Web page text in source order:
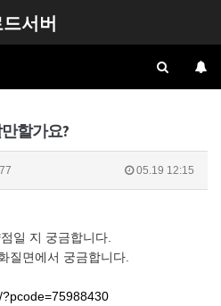
서버
할가요?
05.19 12:15
일 지 궁금합니다.
질면에서 궁금합니다.